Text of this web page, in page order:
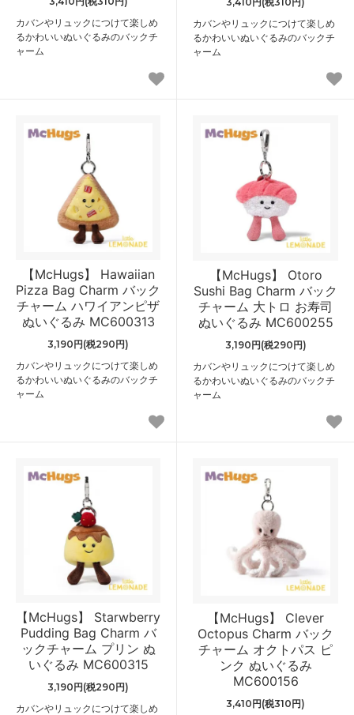
カバンやリュックにつけて楽しめ
るかわいいぬいぐるみのバックチ
ャーム
カバンやリュックにつけて楽しめ
るかわいいぬいぐるみのバックチ
ャーム
【McHugs】 Hawaiian
Pizza Bag Charm バック
チャーム ハワイアンピザ
ぬいぐるみ MC600313
3,190円(税290円)
カバンやリュックにつけて楽しめ
るかわいいぬいぐるみのバックチ
ャーム
【McHugs】 Otoro
Sushi Bag Charm バック
チャーム 大トロ お寿司
ぬいぐるみ MC600255
3,190円(税290円)
カバンやリュックにつけて楽しめ
るかわいいぬいぐるみのバックチ
ャーム
【McHugs】 Starwberry
Pudding Bag Charm バ
ックチャーム プリン ぬ
いぐるみ MC600315
3,190円(税290円)
カバンやリュックにつけて楽しめ
【McHugs】 Clever
Octopus Charm バック
チャーム オクトパス ピ
ンク ぬいぐるみ
MC600156
3,410円(税310円)